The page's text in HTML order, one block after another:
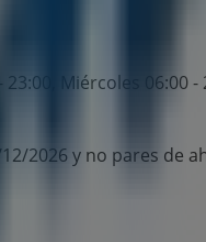
Miércoles 06:00 -
2026 y no pares de